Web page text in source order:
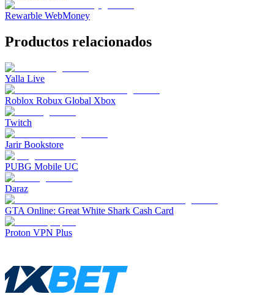
Rewarble WebMoney
Productos relacionados
Yalla Live
Roblox Robux Global Xbox
Twitch
Jarir Bookstore
PUBG Mobile UC
Daraz
GTA Online: Great White Shark Cash Card
Proton VPN Plus